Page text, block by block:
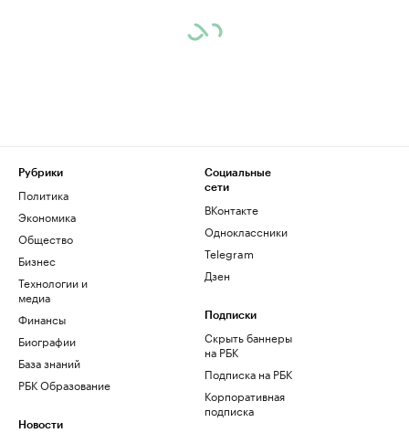
Рубрики
Политика
Экономика
Общество
Бизнес
Технологии и
медиа
Финансы
Биографии
База знаний
РБК Образование
Новости
Социальные
сети
ВКонтакте
Одноклассники
Telegram
Дзен
Подписки
Скрыть баннеры
на РБК
Подписка на РБК
Корпоративная
подписка